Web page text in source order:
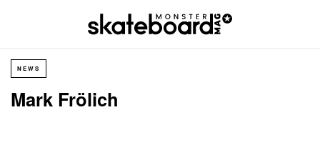
NEWS
Mark Frölich